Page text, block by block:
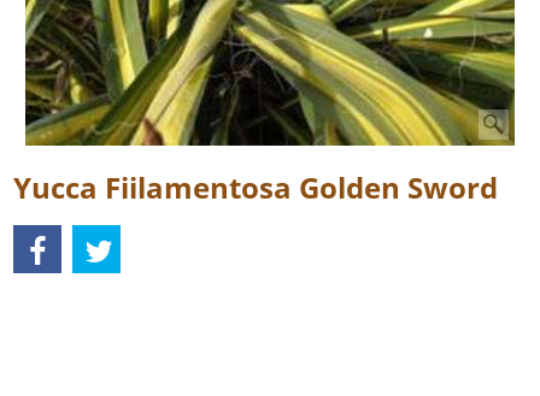
Yucca Fiilamentosa Golden Sword